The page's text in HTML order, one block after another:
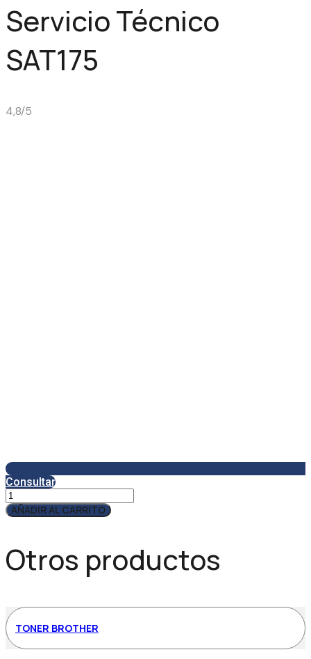
Servicio Técnico
SAT175
4,8/5
Consultar
Servicio
Técnico
SAT175
AÑADIR AL CARRITO
Otros productos
TONER BROTHER